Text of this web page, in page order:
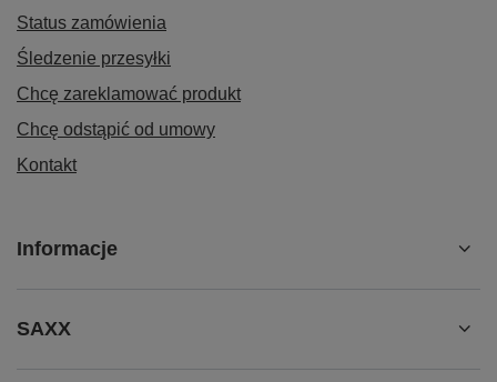
Status zamówienia
Śledzenie przesyłki
Chcę zareklamować produkt
Chcę odstąpić od umowy
Kontakt
Informacje
SAXX